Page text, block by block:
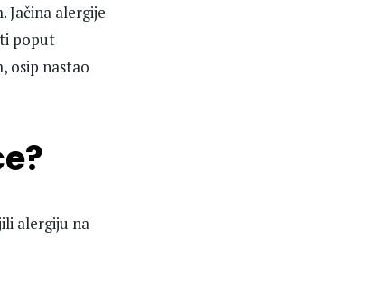
Jačina alergije
poput
osip nastao
alergiju na